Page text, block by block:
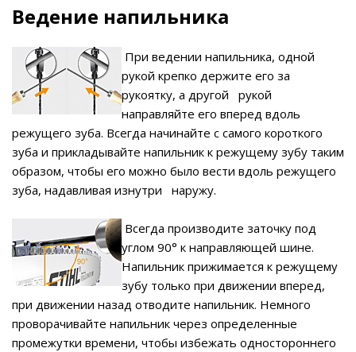
Ведение напильника
При ведении напильника, одной
рукой крепко держите его за
рукоятку, а другой рукой
направляйте его вперед вдоль
режущего зуба. Всегда начинайте с самого короткого
зуба и прикладывайте напильник к режущему зубу таким
образом, чтобы его можно было вести вдоль режущего
зуба, надавливая изнутри наружу.
Всегда производите заточку под
углом 90° к направляющей шине.
Напильник прижимается к режущему
зубу только при движении вперед,
при движении назад отводите напильник. Немного
проворачивайте напильник через определенные
промежутки времени, чтобы избежать одностороннего